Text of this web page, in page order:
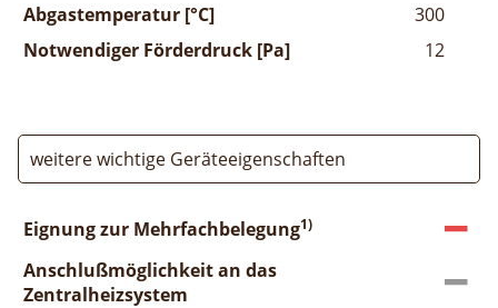
Abgastemperatur [°C]
300
Notwendiger Förderdruck [Pa]
12
weitere wichtige Geräteeigenschaften
Eignung zur Mehrfachbelegung1)
Anschlußmöglichkeit an das
Zentralheizsystem